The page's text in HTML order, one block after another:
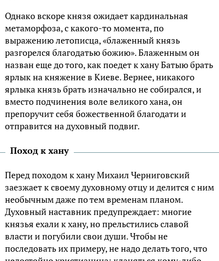
Однако вскоре князя ожидает кардинальная
метаморфоза, с какого-то момента, по
выражению летописца, «блаженный князь
разгорелся благодатью божию». Блаженным он
назван еще до того, как поедет к хану Батыю брать
ярлык на княжение в Киеве. Вернее, никакого
ярлыка князь брать изначально не собирался, и
вместо подчинения воле великого хана, он
препоручит себя божественной благодати и
отправится на духовный подвиг.
Поход к хану
Перед походом к хану Михаил Черниговский
заезжает к своему духовному отцу и делится с ним
необычным даже по тем временам планом.
Духовный наставник предупреждает: многие
князья ехали к хану, но прельстились славой
власти и погубили свои души. Чтобы не
последовать их примеру, не надо делать того, что